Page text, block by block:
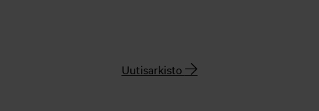
Uutisarkisto